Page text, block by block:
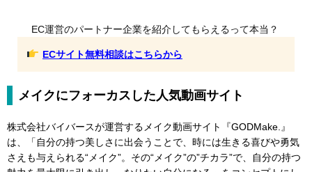
EC運営のパートナー企業を紹介してもらえるって本当？
ECサイト無料相談はこちらから
メイクにフォーカスした人気動画サイト
株式会社バイバースが運営するメイク動画サイト『GODMake.』
は、「自分の持つ美しさに出会うことで、時には生きる喜びや勇気
さえも与えられる“メイク”。その“メイク”の”チカラ”で、自分の持つ